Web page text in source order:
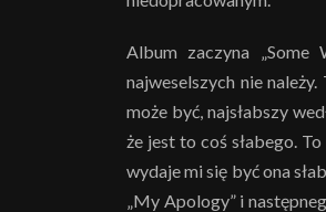
Album zaczyna
najweselszych nie
może być, najsłabszy
że jest to coś słabego.
wydaje mi się być ona
„My Apology” i